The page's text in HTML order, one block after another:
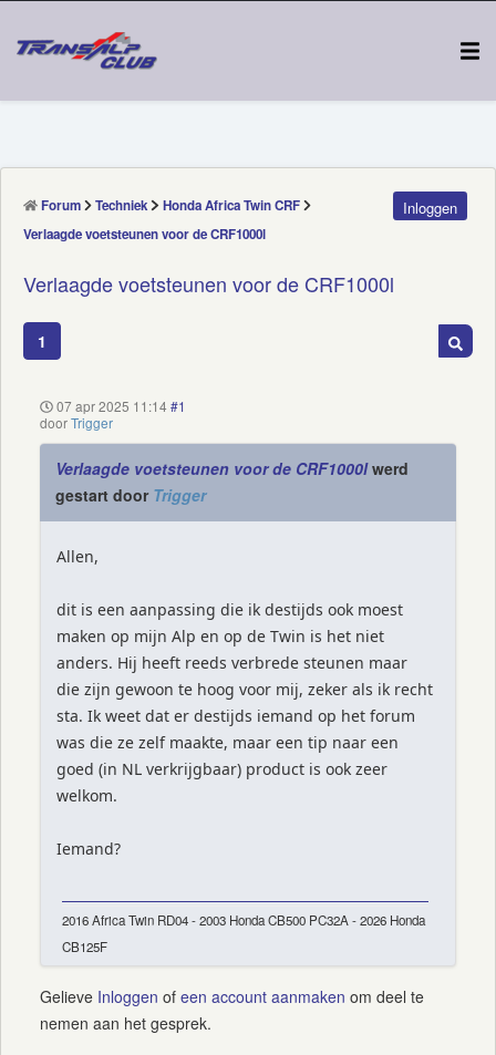
Inloggen
Forum Techniek
Honda Africa Twin CRF
Verlaagde voetsteunen voor de CRF1000l
Verlaagde voetsteunen voor de CRF1000l
1
07 apr 2025 11:14 #1
doorTrigger
Verlaagde voetsteunen voor de CRF1000lwerd
gestart door Trigger
Allen,
dit is een aanpassing die ik destijds ook moest
maken op mijn Alp en op de Twin is het niet
anders. Hij heeft reeds verbrede steunen maar
die zijn gewoon te hoog voor mij, zeker als ik recht
sta. Ik weet dat er destijds iemand op het forum
was die ze zelf maakte, maar een tip naar een
goed (in NL verkrijgbaar) product is ook zeer
welkom.
Iemand?
2016 Africa Twin RD04 - 2003 Honda CB500 PC32A - 2026 Honda
CB125F
Gelieve Inloggen of een account aanmaken om deel te
nemen aan het gesprek.